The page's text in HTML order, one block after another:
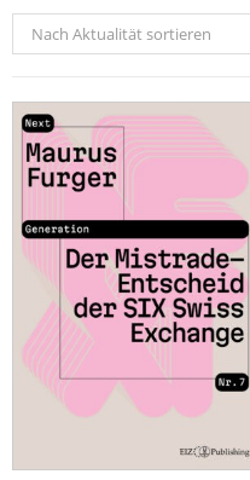
Nach Aktualität sortieren